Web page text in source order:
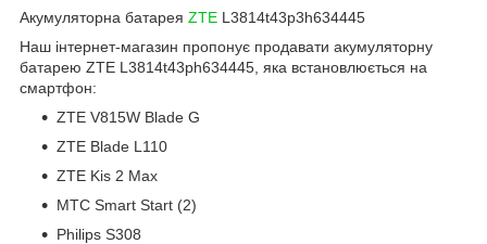
Акумуляторна батарея ZTE L3814t43p3h634445
Наш інтернет-магазин пропонує продавати акумуляторну
батарею ZTE L3814t43ph634445, яка встановлюється на
смартфон:
ZTE V815W Blade G
ZTE Blade L110
ZTE Kis 2 Max
МТС Smart Start (2)
Philips S308